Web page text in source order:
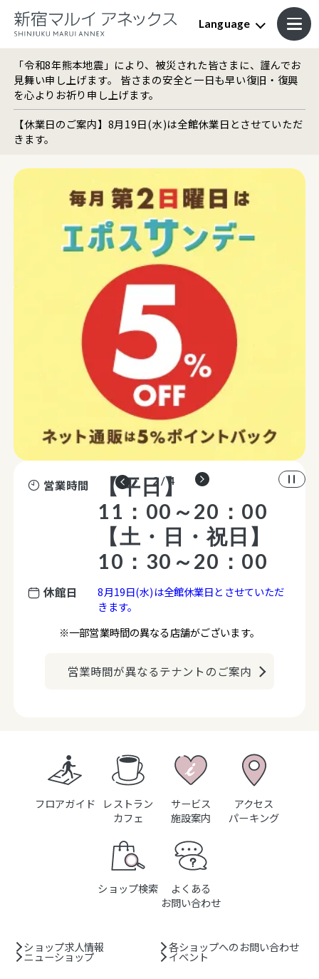
Language
「令和8年熊本地震」により、被災された皆さまに、謹んでお
見舞い申し上げます。 皆さまの安全と一日も早い復旧・復興
を心よりお祈り申し上げます。
【休業日のご案内】8月19日(水)は全館休業日とさせていただ
きます。
2 / 4
営業時間
【平日】
11：00～20：00
【土・日・祝日】
10：30～20：00
休館日
8月19日(水)は全館休業日とさせていただ
きます。
※一部営業時間の異なる店舗がございます。
営業時間が異なるテナントのご案内
フロアガイド
アクセス
パーキング
レストラン
カフェ
ショップ検索
サービス
施設案内
よくある
お問い合わせ
ショップ求人情報 各ショップへのお問い合わせ
ニューショップ イベント